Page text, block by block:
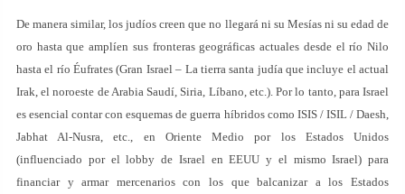
De manera similar, los judíos creen que no llegará ni su Mesías ni su edad de
oro hasta que amplíen sus fronteras geográficas actuales desde el río Nilo
hasta el río Éufrates (Gran Israel – La tierra santa judía que incluye el actual
Irak, el noroeste de Arabia Saudí, Siria, Líbano, etc.). Por lo tanto, para Israel
es esencial contar con esquemas de guerra híbridos como ISIS / ISIL / Daesh,
Jabhat Al-Nusra, etc., en Oriente Medio por los Estados Unidos
(influenciado por el lobby de Israel en EEUU y el mismo Israel) para
financiar y armar mercenarios con los que balcanizar a los Estados